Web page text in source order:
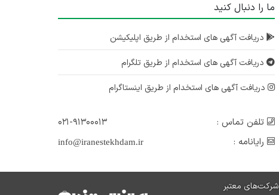
ما را دنبال کنید
دریافت آگهی های استخدام از طریق اپلیکیشن
دریافت آگهی های استخدام از طریق تلگرام
دریافت آگهی های استخدام از طریق اینستاگرام
تلفن تماس :
۰۲۱-۹۱۳۰۰۰۱۳
رایانامه :
info@iranestekhdam.ir
شرکت‌های معتبر